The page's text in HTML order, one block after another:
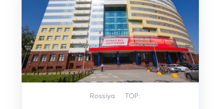
Rossiya TOP: